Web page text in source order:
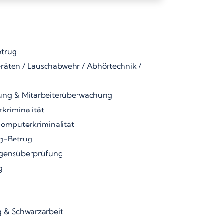
/ Lauschabwehr / Abhörtechnik /
& Mitarbeiterüberwachung
Betrug
Schwarzarbeit